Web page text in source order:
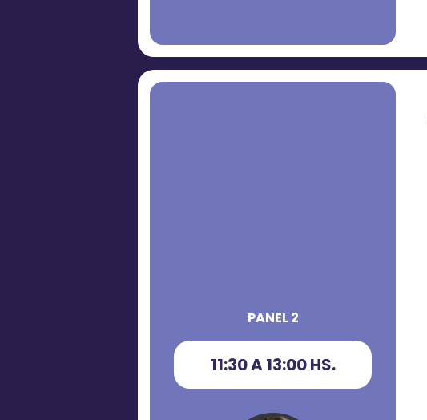
PANEL 2
11:30 A 13:00 HS.